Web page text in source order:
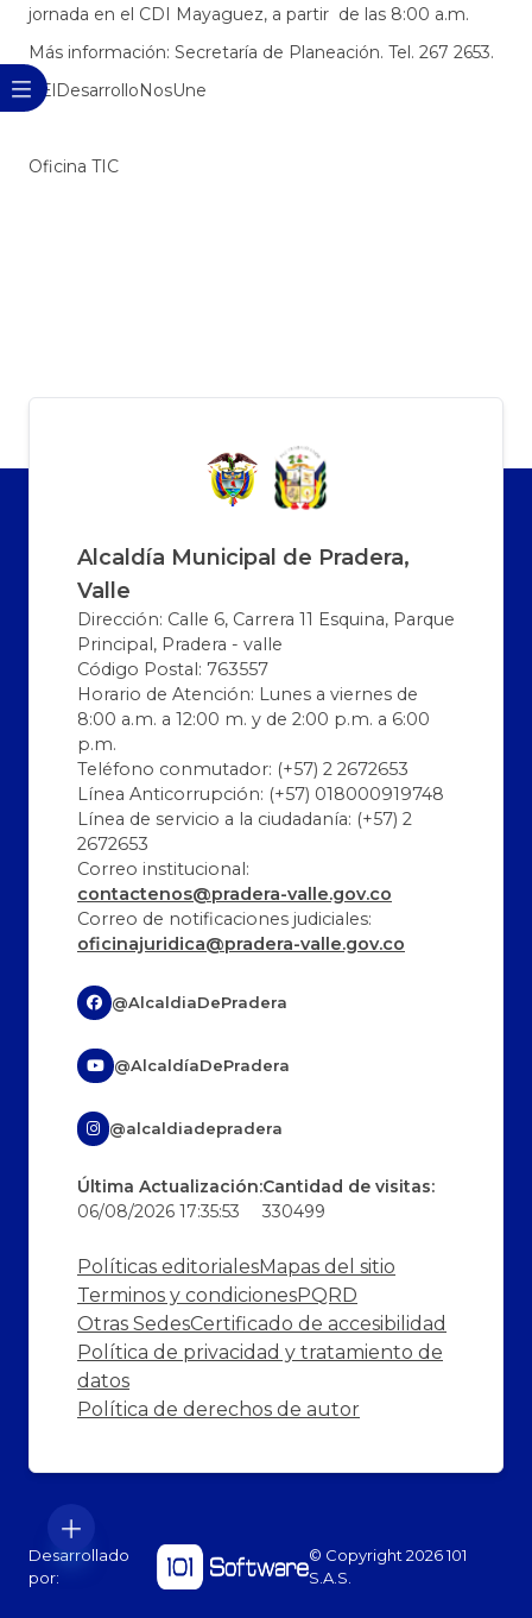
jornada en el CDI Mayaguez, a partir de las 8:00 a.m.
Más información: Secretaría de Planeación. Tel. 267 2653.​​
#ElDesarrolloNosUne
Oficina TIC
Alcaldía Municipal de Pradera,
Valle
Dirección: Calle 6, Carrera 11 Esquina, Parque
Principal, Pradera - valle
Código Postal: 763557
Horario de Atención: Lunes a viernes de
8:00 a.m. a 12:00 m. y de 2:00 p.m. a 6:00
p.m.
Teléfono conmutador: (+57) 2 2672653
Línea Anticorrupción: (+57) 018000919748
Línea de servicio a la ciudadanía: (+57) 2
2672653
Correo institucional:
contactenos@pradera-valle.gov.co
Correo de notificaciones judiciales:
oficinajuridica@pradera-valle.gov.co
@AlcaldiaDePradera
@AlcaldíaDePradera
@alcaldiadepradera
Última Actualización:
06/08/2026 17:35:53
Cantidad de visitas:
330499
Políticas editorialesMapas del sitio
Terminos y condicionesPQRD
Otras SedesCertificado de accesibilidad
Política de privacidad y tratamiento de
datos
Política de derechos de autor
Desarrollado
por:
© Copyright2026101
S.A.S.